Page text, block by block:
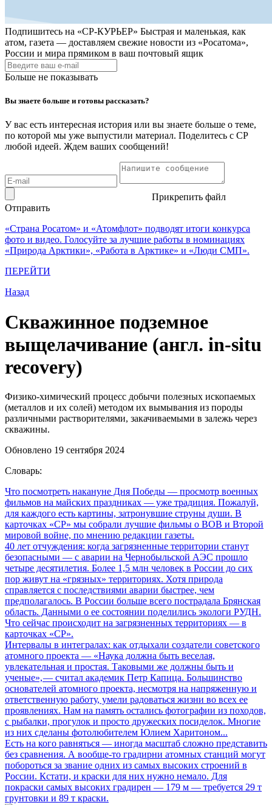
Подпишитесь на «СР-КУРЬЕР» Быстрая и маленькая, как
атом, газета — доставляем свежие новости из «Росатома»,
России и мира прямиком в ваш почтовый ящик
Больше не показывать
Вы знаете больше и готовы рассказать?
У вас есть интересная история или вы знаете больше о теме,
по которой мы уже выпустили материал. Поделитесь с СР
любой идеей. Ждем ваших сообщений!
Прикрепить файл
Отправить
«Страна Росатом» и «Атомфлот» подводят итоги конкурса
фото и видео. Голосуйте за лучшие работы в номинациях
«Природа Арктики», «Работа в Арктике» и «Люди СМП».
ПЕРЕЙТИ
Назад
Скважинное подземное
выщелачивание (англ. in-situ
recovery)
Физико-химический процесс добычи полезных ископаемых
(металлов и их солей) методом их вымывания из породы
различными растворителями, закачиваемыми в залежь через
скважины.
Обновлено 19 сентября 2024
Словарь:
Что посмотреть накануне Дня Победы — просмотр военных
фильмов на майских праздниках — уже традиция. Пожалуй,
для каждого есть картины, затронувшие струны души. В
карточках «СР» мы собрали лучшие фильмы о ВОВ и Второй
мировой войне, по мнению редакции газеты.
40 лет отчуждения: когда загрязненные территории станут
безопасными — с аварии на Чернобыльской АЭС прошло
четыре десятилетия. Более 1,5 млн человек в России до сих
пор живут на «грязных» территориях. Хотя природа
справляется с последствиями аварии быстрее, чем
предполагалось. В России больше всего пострадала Брянская
область. Данными о ее состоянии поделились экологи РУДН.
Что сейчас происходит на загрязненных территориях — в
карточках «СР».
Интервалы в интегралах: как отдыхали создатели советского
атомного проекта — «Наука должна быть веселая,
увлекательная и простая. Таковыми же должны быть и
ученые», — считал академик Петр Капица. Большинство
основателей атомного проекта, несмотря на напряженную и
ответственную работу, умели радоваться жизни во всех ее
проявлениях. Нам на память остались фотографии из походов,
с рыбалки, прогулок и просто дружеских посиделок. Многие
из них сделаны фотолюбителем Юлием Харитоном...
Есть на кого равняться — иногда масштаб сложно представить
без сравнения. А вообще-то градирни атомных станций могут
побороться за звание одних из самых высоких строений в
России. Кстати, и краски для них нужно немало. Для
покраски самых высоких градирен — 179 м — требуется 29 т
грунтовки и 89 т краски.